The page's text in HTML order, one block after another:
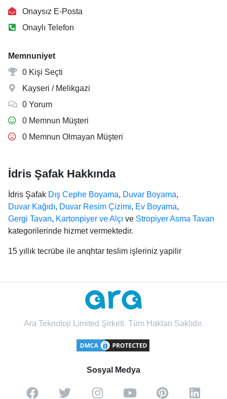
Onaysız E-Posta
Onaylı Telefon
Memnuniyet
0 Kişi Seçti
Kayseri / Melikgazi
0 Yorum
0 Memnun Müşteri
0 Memnun Olmayan Müşteri
İdris Şafak Hakkında
İdris Şafak Dış Cephe Boyama, Duvar Boyama,
Duvar Kağıdı, Duvar Resim Çizimi, Ev Boyama,
Gergi Tavan, Kartonpiyer ve Alçı ve Stropiyer Asma Tavan
kategorilerinde hizmet vermektedir.
15 yıllık tecrübe ile anqhtar teslim işleriniz yapilir
Ara Teknoloji Limited Şirketi. Tüm Hakları Saklıdır.
Sosyal Medya